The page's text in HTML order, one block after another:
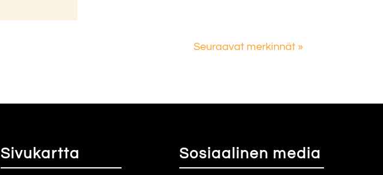
Seuraavat merkinnät »
Sivukartta Sosiaalinen media